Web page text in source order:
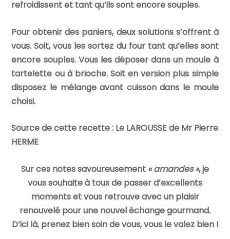
refroidissent et tant qu’ils sont encore souples.
Pour obtenir des paniers, deux solutions s’offrent à
vous. Soit, vous les sortez du four tant qu’elles sont
encore souples. Vous les déposer dans un moule à
tartelette ou à brioche. Soit en version plus simple
disposez le mélange avant cuisson dans le moule
choisi.
Source de cette recette : Le LAROUSSE de Mr Pierre
HERME
Sur ces notes savoureusement « amandes », je
vous souhaite à tous de passer d’excellents
moments et vous retrouve avec un plaisir
renouvelé pour une nouvel échange gourmand.
D’ici là, prenez bien soin de vous, vous le valez bien !